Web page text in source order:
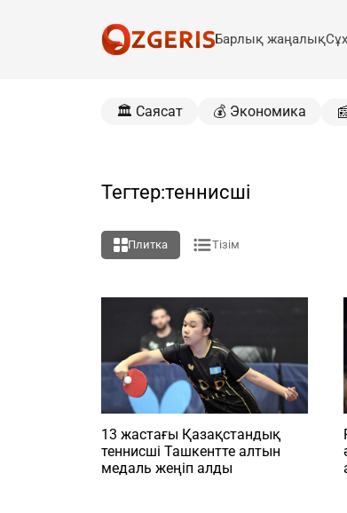
Барлық жаңалық
🏛️ Саясат 💰 Экономика
Тегтер:теннисші
Плитка Тізім
13 жастағы Қазақстандық
теннисші Ташкентте алтын
медаль жеңіп алды